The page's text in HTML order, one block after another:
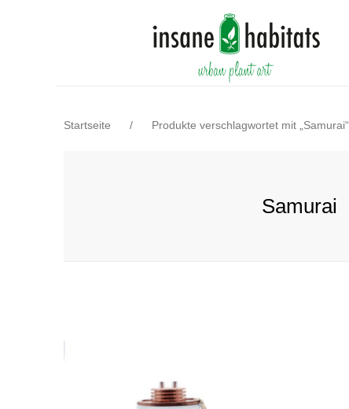
Startseite / Produkte verschlagwortet mit „Samurai“
Samurai